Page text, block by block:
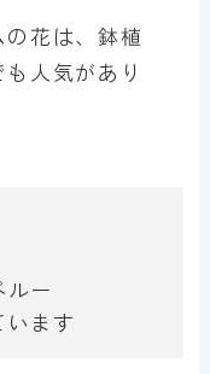
花は、鉢植
人気があり
ー
ます